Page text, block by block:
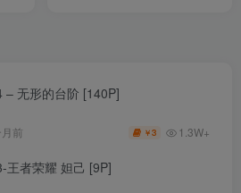
– 无形的台阶 [140P]
前 ￥3 1.3W+
王者荣耀 妲己 [9P]